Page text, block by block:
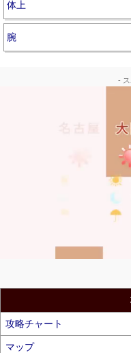
体上
腕
-
攻略チャート
マップ